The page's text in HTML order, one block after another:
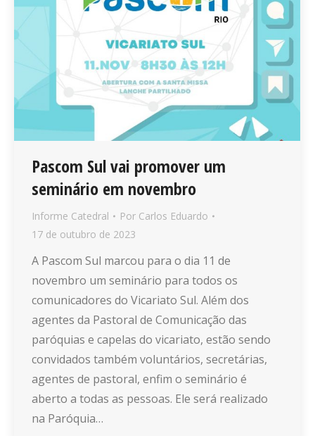
Pascom Sul vai promover um
seminário em novembro
Informe Catedral Por Carlos Eduardo
17 de outubro de 2023
A Pascom Sul marcou para o dia 11 de
novembro um seminário para todos os
comunicadores do Vicariato Sul. Além dos
agentes da Pastoral de Comunicação das
paróquias e capelas do vicariato, estão sendo
convidados também voluntários, secretárias,
agentes de pastoral, enfim o seminário é
aberto a todas as pessoas. Ele será realizado
na Paróquia…